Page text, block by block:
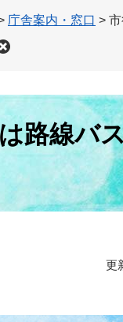
庁舎案内・窓口 >
路線バ
更